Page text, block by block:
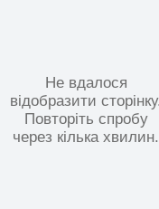
Не вдалося
відобразити
Повторіть спробу
через кілька хвилин.